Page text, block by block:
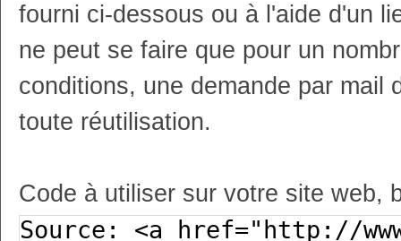
fourni ci-dessous ou à l'aide d'un
ne peut se faire que pour un
conditions, une demande par mail
toute réutilisation.
Code à utiliser sur votre site web,